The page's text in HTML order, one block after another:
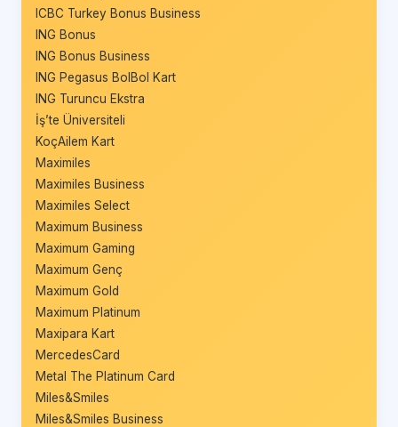
ICBC Turkey Bonus Business
ING Bonus
ING Bonus Business
ING Pegasus BolBol Kart
ING Turuncu Ekstra
İş’te Üniversiteli
KoçAilem Kart
Maximiles
Maximiles Business
Maximiles Select
Maximum Business
Maximum Gaming
Maximum Genç
Maximum Gold
Maximum Platinum
Maxipara Kart
MercedesCard
Metal The Platinum Card
Miles&Smiles
Miles&Smiles Business